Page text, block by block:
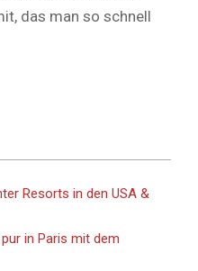
das man so schnell
Resorts in den USA &
in Paris mit dem